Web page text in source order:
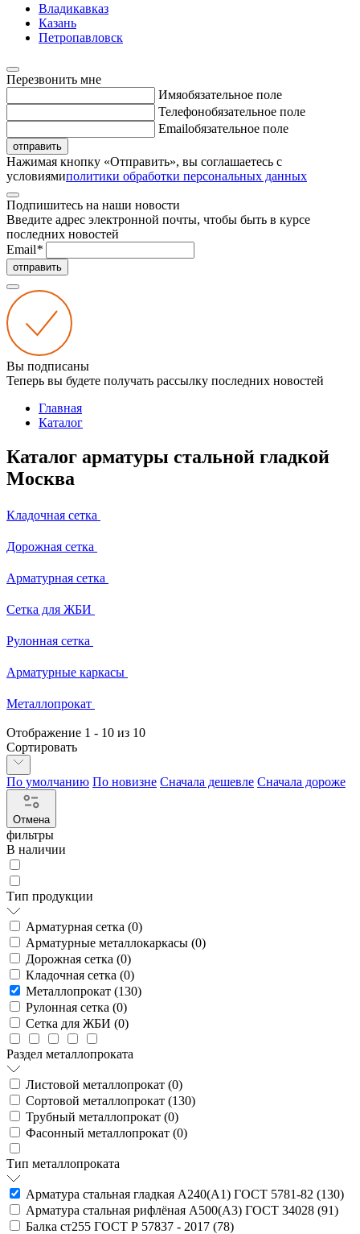
Владикавказ
Казань
Петропавловск
Перезвонить мне
Имяобязательное поле
Телефонобязательное поле
Emailобязательное поле
отправить
Нажимая кнопку «Отправить», вы соглашаетесь с
условиямиполитики обработки персональных данных
Подпишитесь на наши новости
Введите адрес электронной почты, чтобы быть в курсе
последних новостей
Email*
отправить
Вы подписаны
Теперь вы будете получать рассылку последних новостей
Главная
Каталог
Каталог арматуры стальной гладкой
Москва
Кладочная сетка
Дорожная сетка
Арматурная сетка
Сетка для ЖБИ
Рулонная сетка
Арматурные каркасы
Металлопрокат
Отображение 1 - 10 из 10
Сортировать
По умолчанию По новизне Сначала дешевле Сначала дороже
Отмена
фильтры
В наличии
Тип продукции
Арматурная сетка (0)
Арматурные металлокаркасы (0)
Дорожная сетка (0)
Кладочная сетка (0)
Металлопрокат (130)
Рулонная сетка (0)
Сетка для ЖБИ (0)
Раздел металлопроката
Листовой металлопрокат (0)
Сортовой металлопрокат (130)
Трубный металлопрокат (0)
Фасонный металлопрокат (0)
Тип металлопроката
Арматура стальная гладкая А240(А1) ГОСТ 5781-82 (130)
Арматура стальная рифлёная А500(А3) ГОСТ 34028 (91)
Балка ст255 ГОСТ Р 57837 - 2017 (78)